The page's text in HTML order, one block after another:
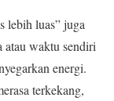
lebih luas” juga
waktu sendiri
energi.
terkekang,